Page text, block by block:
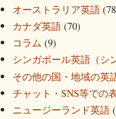
オーストラリア英語
カナダ英語 (70)
コラム (9)
シンガポール英語（シ
その他の国・地域の英
チャット・SNS等での
ニュージーランド英語